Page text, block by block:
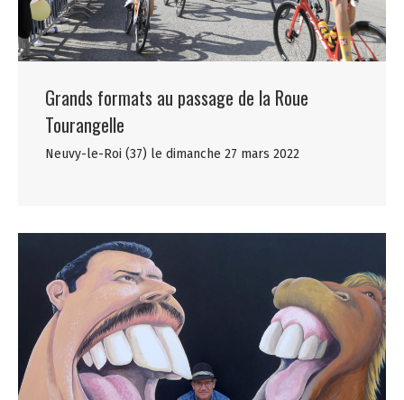
Grands formats au passage de la Roue
Tourangelle
Neuvy-le-Roi (37) le dimanche 27 mars 2022